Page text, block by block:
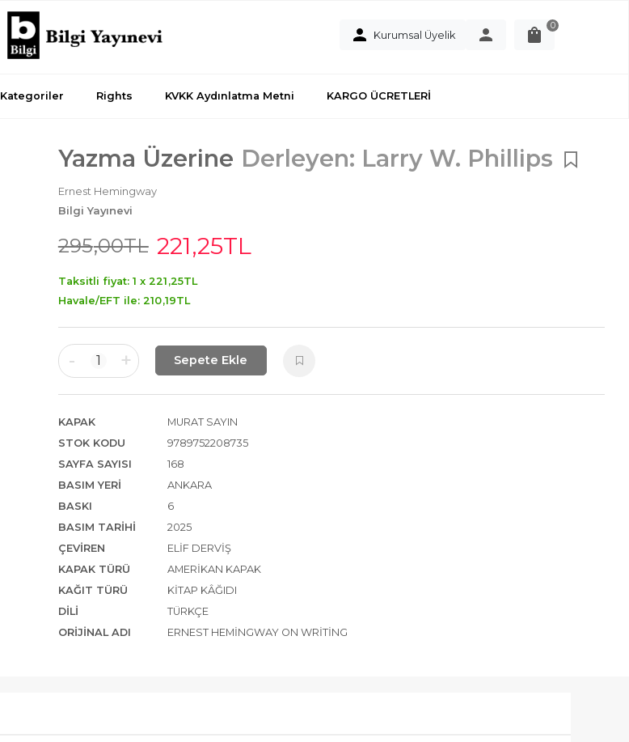
Kurumsal Üyelik
0
Kategoriler Rights KVKK Aydınlatma Metni KARGO ÜCRETLERİ
Yazma Üzerine Derleyen: Larry W. Phillips
Ernest Hemingway
Bilgi Yayınevi
295,00TL 221,25TL
Taksitli fiyat: 1 x 221 ,25TL
Havale/EFT ile: 210,19TL
- 1 + Sepete Ekle
KAPAK
MURAT SAYIN
STOK KODU
9789752208735
SAYFA SAYISI
168
BASIM YERI
ANKARA
BASKI
6
BASIM TARIHI
2025
ÇEVIREN
ELIF DERVIŞ
KAPAK TÜRÜ
AMERIKAN KAPAK
KAĞIT TÜRÜ
KITAP KÂĞIDI
DILI
TÜRKÇE
ORIJINAL ADI
ERNEST HEMINGWAY ON WRITING